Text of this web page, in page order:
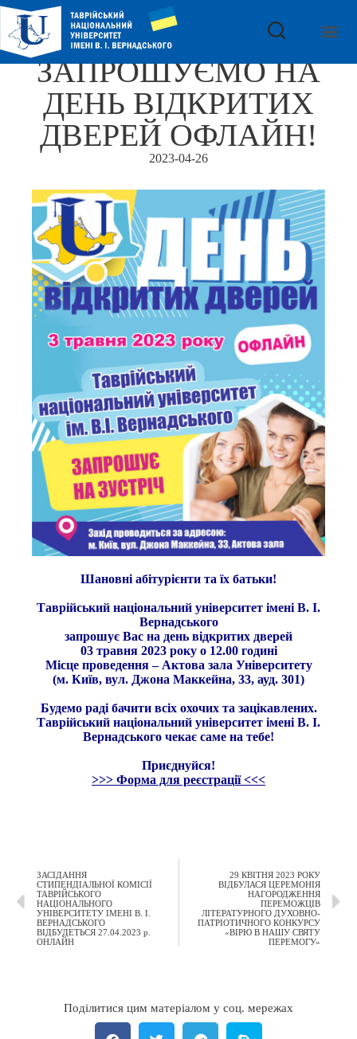
ЗАПРОШУЄМО НА
ДЕНЬ ВІДКРИТИХ
ДВЕРЕЙ ОФЛАЙН!
2023-04-26
Шановні абітурієнти та їх батьки!
Таврійський національний університет імені В. І.
Вернадського
запрошує Вас на день відкритих дверей
03 травня 2023 року о 12.00 годині
Місце проведення – Актова зала Університету
(м. Київ, вул. Джона Маккейна, 33, ауд. 301)
Будемо раді бачити всіх охочих та зацікавлених.
Таврійський національний університет імені В. І.
Вернадського чекає саме на тебе!
Приєднуйся!
>>> Форма для реєстрації <<<
ЗАСІДАННЯ
СТИПЕНДІАЛЬНОЇ КОМІСІЇ
ТАВРІЙСЬКОГО
НАЦІОНАЛЬНОГО
УНІВЕРСИТЕТУ ІМЕНІ В. І.
ВЕРНАДСЬКОГО
ВІДБУДЕТЬСЯ 27.04.2023 р.
ОНЛАЙН
29 КВІТНЯ 2023 РОКУ
ВІДБУЛАСЯ ЦЕРЕМОНІЯ
НАГОРОДЖЕННЯ
ПЕРЕМОЖЦІВ
ЛІТЕРАТУРНОГО ДУХОВНО-
ПАТРІОТИЧНОГО КОНКУРСУ
«ВІРЮ В НАШУ СВЯТУ
ПЕРЕМОГУ»
Поділитися цим матеріалом у соц. мережах